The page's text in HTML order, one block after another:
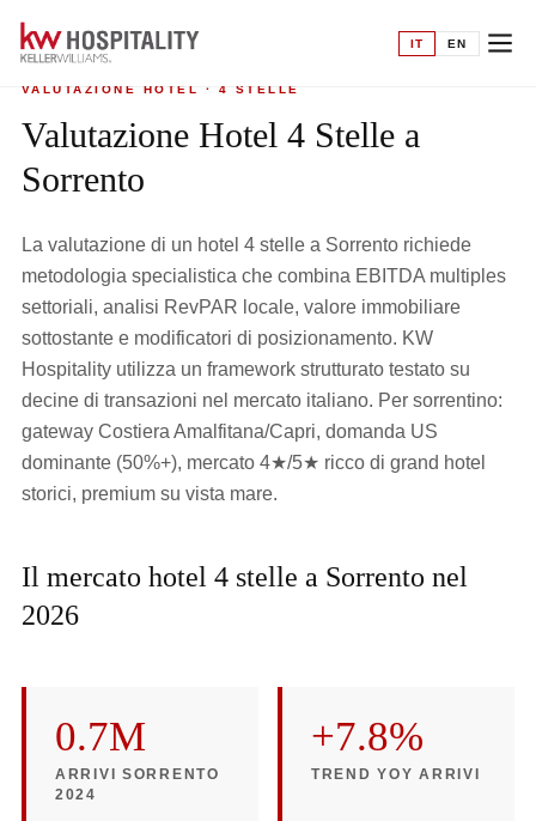
IT EN
Home ›Valutazione hotel
VALUTAZIONE HOTEL · 4 STELLE
Valutazione Hotel 4 Stelle a
Sorrento
La valutazione di un hotel 4 stelle a Sorrento richiede
metodologia specialistica che combina EBITDA multiples
settoriali, analisi RevPAR locale, valore immobiliare
sottostante e modificatori di posizionamento. KW
Hospitality utilizza un framework strutturato testato su
decine di transazioni nel mercato italiano. Per sorrentino:
gateway Costiera Amalfitana/Capri, domanda US
dominante (50%+), mercato 4★/5★ ricco di grand hotel
storici, premium su vista mare.
Il mercato hotel 4 stelle a Sorrento nel
2026
0.7M
ARRIVI SORRENTO
2024
+7.8%
TREND YOY ARRIVI